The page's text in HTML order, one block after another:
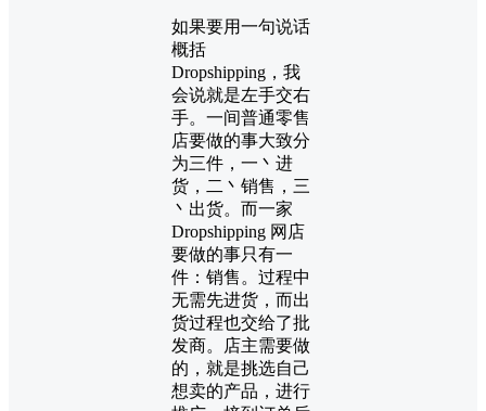
如果要用一句说话
概括
Dropshipping，我
会说就是左手交右
手。一间普通零售
店要做的事大致分
为三件，一丶进
货，二丶销售，三
丶出货。而一家
Dropshipping 网店
要做的事只有一
件：销售。过程中
无需先进货，而出
货过程也交给了批
发商。店主需要做
的，就是挑选自己
想卖的产品，进行